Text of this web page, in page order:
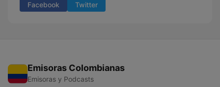
Facebook Twitter
Emisoras Colombianas
Emisoras y Podcasts